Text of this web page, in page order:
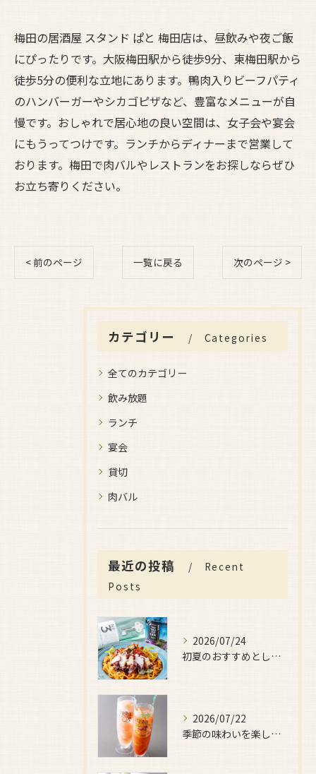
梅田の居酒屋 スタンド ぱと 梅田店は、昼飲みや夜ご飯
にぴったりです。大阪梅田駅から徒歩9分、東梅田駅から
徒歩5分の便利な立地にあります。鴨肉入りビーフパティ
のハンバーガーやシカゴピザなど、豊富なメニューが自
慢です。おしゃれで居心地の良い空間は、女子会や宴会
にもうってつけです。ランチからディナーまで営業して
おります。梅田で肉バルやレストランをお探しならぜひ
お立ち寄りください。
< 前のページ 一覧に戻る 次のページ >
カテゴリー Categories
全てのカテゴリー
飲み放題
ランチ
宴会
貸切
肉バル
最近の投稿
Recent
Posts
2026/07/24
初夏のおすすめとしてご用意しているのが、
2026/07/22
季節の味わいを楽しみたい日におすすめなのが、